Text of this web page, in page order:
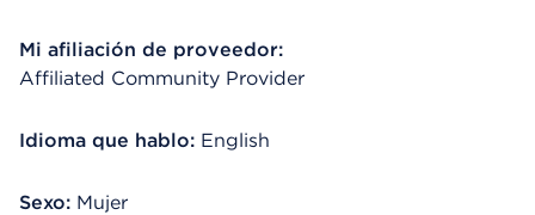
Mi afiliación de proveedor:
Affiliated Community Provider
Idioma que hablo: English
Sexo: Mujer